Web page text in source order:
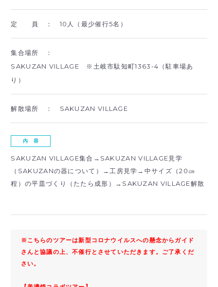
定 員 ： 10人（最少催行5名）
集合場所 ：
SAKUZAN VILLAGE ※土岐市駄知町1363-4（駐車場あ
り）
解散場所 ： SAKUZAN VILLAGE
内 容
SAKUZAN VILLAGE集合→SAKUZAN VILLAGE見学
（SAKUZANの器について）→工房見学→中サイズ（20㎝
程）の平皿づくり（たたら成形）→SAKUZAN VILLAGE解散
※こちらのツアーは新型コロナウイルスへの懸念からガイド
さんと協議の上、不催行とさせていただきます。ご了承くだ
さい。